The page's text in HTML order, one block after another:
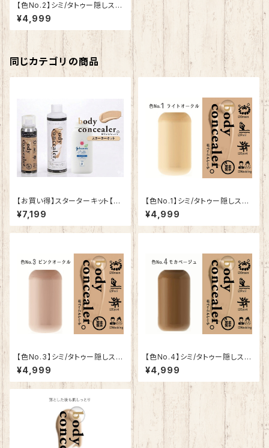
【色No.2】シミ/タトゥー隠しスプ
レー【ボディコンシーラー】
¥4,999
同じカテゴリの商品
【お買い得】スターターキット【ボ
ディコンシーラー】
¥7,199
【色No.1】シミ/タトゥー隠しスプ
レー【ボディコンシーラー】
¥4,999
【色No.3】シミ/タトゥー隠しスプ
レー【ボディコンシーラー】
¥4,999
【色No.4】シミ/タトゥー隠しスプ
レー【ボディコンシーラー】
¥4,999